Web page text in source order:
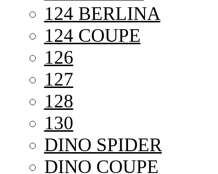
124 BERLINA
124 COUPE
126
127
128
130
DINO SPIDER
DINO COUPE